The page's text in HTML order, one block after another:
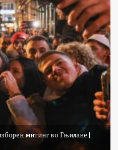
митинг во Гњилане |